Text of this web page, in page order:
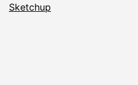
Sketchup